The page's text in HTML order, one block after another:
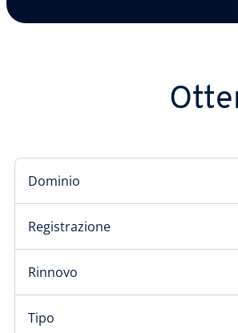
Dominio
Registrazione
Rinnovo
Tipo